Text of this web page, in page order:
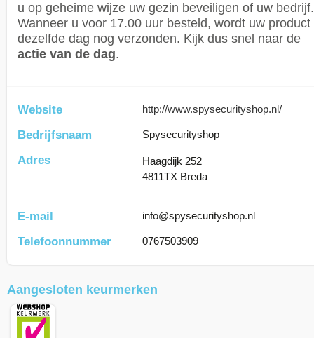
u op geheime wijze uw gezin beveiligen of uw bedrijf.
Wanneer u voor 17.00 uur besteld, wordt uw product
dezelfde dag nog verzonden. Kijk dus snel naar de
actie van de dag.
Website http://www.spysecurityshop.nl/
Bedrijfsnaam Spysecurityshop
Adres
Haagdijk 252
4811TX Breda
E-mail info@spysecurityshop.nl
Telefoonnummer 0767503909
Aangesloten keurmerken